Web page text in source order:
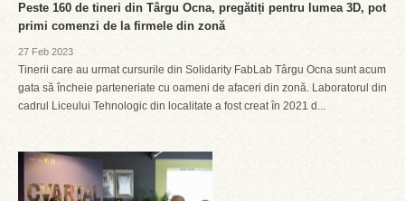
Peste 160 de tineri din Târgu Ocna, pregătiți pentru lumea 3D, pot
primi comenzi de la firmele din zonă
27 Feb 2023
Tinerii care au urmat cursurile din Solidarity FabLab Târgu Ocna sunt acum
gata să încheie parteneriate cu oameni de afaceri din zonă. Laboratorul din
cadrul Liceului Tehnologic din localitate a fost creat în 2021 d...